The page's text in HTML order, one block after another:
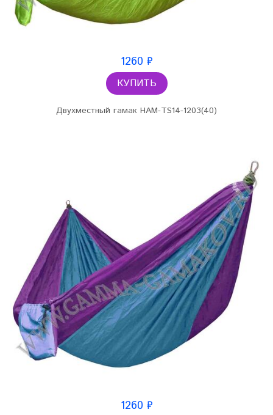
1260 ₽
КУПИТЬ
Двухместный гамак HAM-TS14-1203(40)
1260 ₽